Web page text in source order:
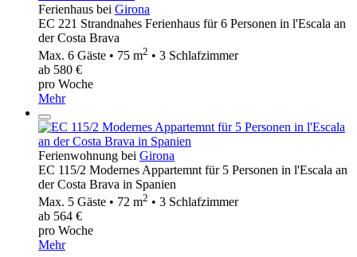
Ferienhaus bei Girona
EC 221 Strandnahes Ferienhaus für 6 Personen in l'Escala an
der Costa Brava
Max. 6 Gäste • 75 m2 • 3 Schlafzimmer
ab 580 €
pro Woche
Mehr
Ferienwohnung bei Girona
EC 115/2 Modernes Appartemnt für 5 Personen in l'Escala an
der Costa Brava in Spanien
Max. 5 Gäste • 72 m2 • 3 Schlafzimmer
ab 564 €
pro Woche
Mehr